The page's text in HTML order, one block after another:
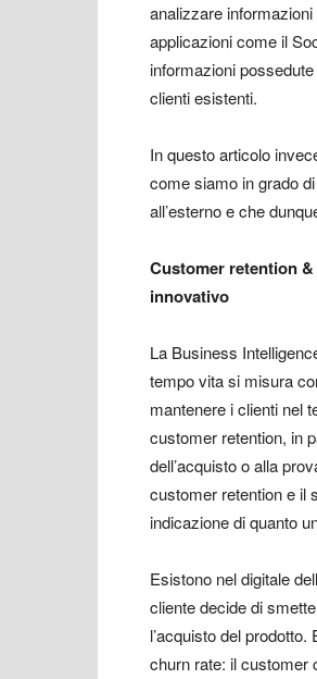
analizzare
applicazioni come il
informazioni
clienti esistenti.
In questo articolo
come siamo in grado
all’esterno e che
Customer retention
innovativo
La Business
tempo vita si misura
mantenere i clienti nel
customer retention, in
dell’acquisto o alla
customer retention e il
indicazione di quanto
Esistono nel digitale
cliente decide di
l’acquisto del
churn rate: il customer